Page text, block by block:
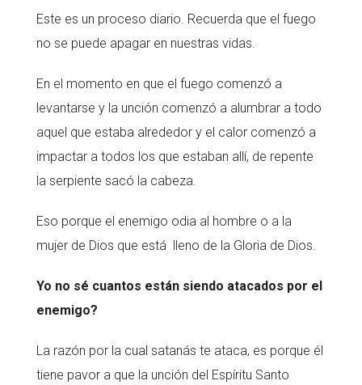
Este es un proceso diario. Recuerda que el fuego
no se puede apagar en nuestras vidas.
En el momento en que el fuego comenzó a
levantarse y la unción comenzó a alumbrar a todo
aquel que estaba alrededor y el calor comenzó a
impactar a todos los que estaban allí, de repente
la serpiente sacó la cabeza.
Eso porque el enemigo odia al hombre o a la
mujer de Dios que está lleno de la Gloria de Dios.
Yo no sé cuantos están siendo atacados por el
enemigo?
La razón por la cual satanás te ataca, es porque él
tiene pavor a que la unción del Espíritu Santo